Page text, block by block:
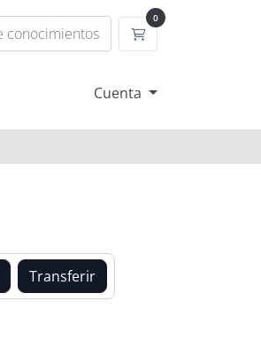
0
Carrito
Cuenta
Transferir